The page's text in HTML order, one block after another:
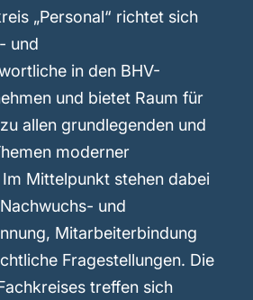
„Personal“ richtet sich
und
in den BHV-
und bietet Raum für
allen grundlegenden und
moderner
Mittelpunkt stehen dabei
und
Mitarbeiterbindung
Fragestellungen. Die
treffen sich